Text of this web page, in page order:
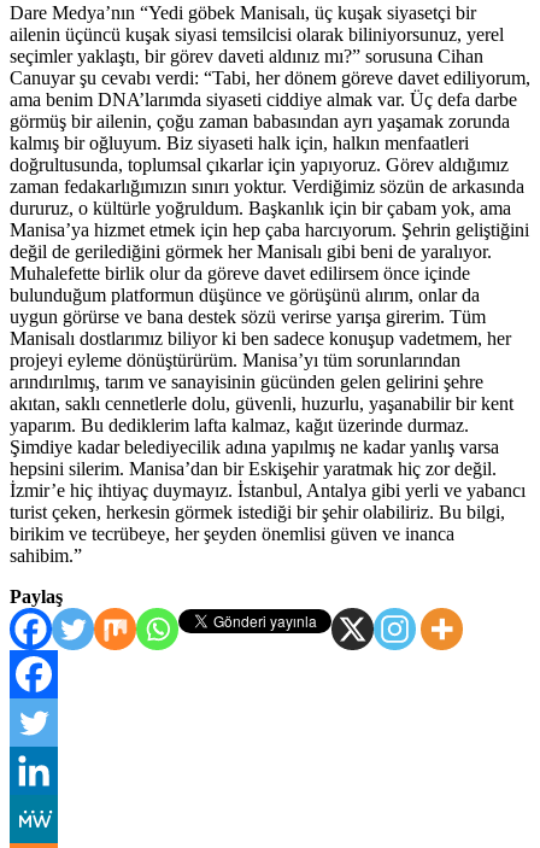
Dare Medya’nın “Yedi göbek Manisalı, üç kuşak siyasetçi bir
ailenin üçüncü kuşak siyasi temsilcisi olarak biliniyorsunuz, yerel
seçimler yaklaştı, bir görev daveti aldınız mı?” sorusuna Cihan
Canuyar şu cevabı verdi: “Tabi, her dönem göreve davet ediliyorum,
ama benim DNA’larımda siyaseti ciddiye almak var. Üç defa darbe
görmüş bir ailenin, çoğu zaman babasından ayrı yaşamak zorunda
kalmış bir oğluyum. Biz siyaseti halk için, halkın menfaatleri
doğrultusunda, toplumsal çıkarlar için yapıyoruz. Görev aldığımız
zaman fedakarlığımızın sınırı yoktur. Verdiğimiz sözün de arkasında
dururuz, o kültürle yoğruldum. Başkanlık için bir çabam yok, ama
Manisa’ya hizmet etmek için hep çaba harcıyorum. Şehrin geliştiğini
değil de gerilediğini görmek her Manisalı gibi beni de yaralıyor.
Muhalefette birlik olur da göreve davet edilirsem önce içinde
bulunduğum platformun düşünce ve görüşünü alırım, onlar da
uygun görürse ve bana destek sözü verirse yarışa girerim. Tüm
Manisalı dostlarımız biliyor ki ben sadece konuşup vadetmem, her
projeyi eyleme dönüştürürüm. Manisa’yı tüm sorunlarından
arındırılmış, tarım ve sanayisinin gücünden gelen gelirini şehre
akıtan, saklı cennetlerle dolu, güvenli, huzurlu, yaşanabilir bir kent
yaparım. Bu dediklerim lafta kalmaz, kağıt üzerinde durmaz.
Şimdiye kadar belediyecilik adına yapılmış ne kadar yanlış varsa
hepsini silerim. Manisa’dan bir Eskişehir yaratmak hiç zor değil.
İzmir’e hiç ihtiyaç duymayız. İstanbul, Antalya gibi yerli ve yabancı
turist çeken, herkesin görmek istediği bir şehir olabiliriz. Bu bilgi,
birikim ve tecrübeye, her şeyden önemlisi güven ve inanca
sahibim.”
Paylaş